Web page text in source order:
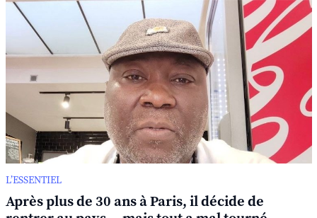
L’ESSENTIEL
Après plus de 30 ans à Paris, il décide de